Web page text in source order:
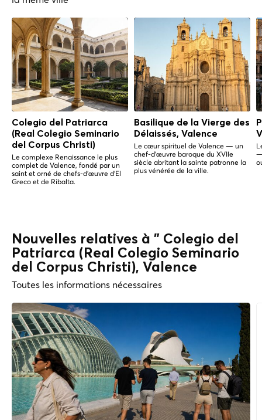
Colegio del Patriarca
(Real Colegio Seminario
del Corpus Christi)
Le complexe Renaissance le plus
complet de Valence, fondé par un
saint et orné de chefs-d'œuvre d'El
Greco et de Ribalta.
Basilique de la Vierge des
Délaissés, Valence
Le cœur spirituel de Valence — un
chef-d'œuvre baroque du XVIIe
siècle abritant la sainte patronne la
plus vénérée de la ville.
—
Nouvelles relatives à " Colegio del
Patriarca (Real Colegio Seminario
del Corpus Christi), Valence
Toutes les informations nécessaires